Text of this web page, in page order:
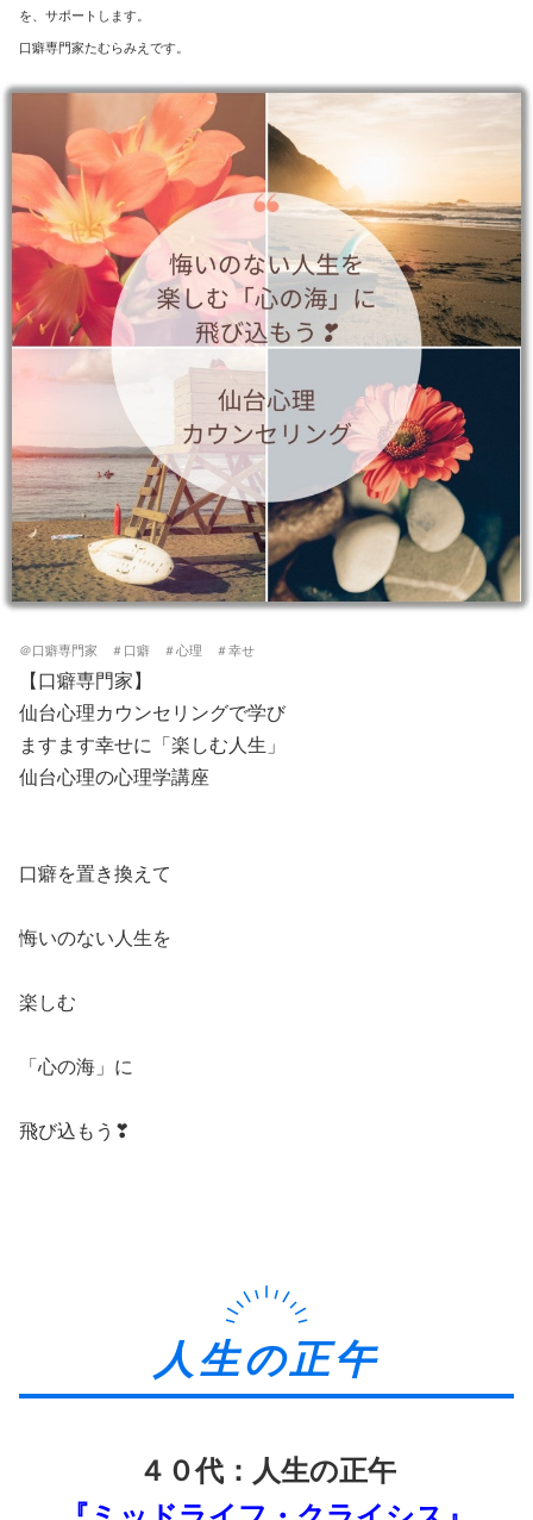
を、サポートします。
口癖専門家たむらみえです。
＠口癖専門家 ＃口癖 ＃心理 ＃幸せ
【口癖専門家】
仙台心理カウンセリングで学び
ますます幸せに「楽しむ人生」
仙台心理の心理学講座
口癖を置き換えて
悔いのない人生を
楽しむ
「心の海」に
飛び込もう❣
人生の正午
４０代：人生の正午